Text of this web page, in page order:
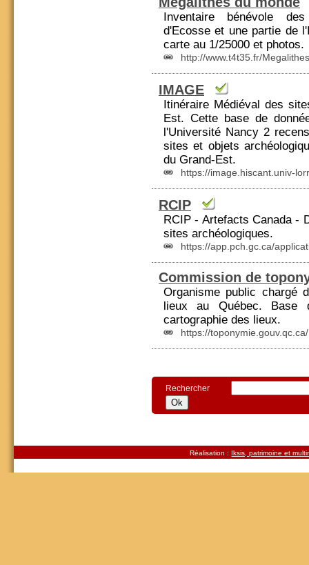
Inventaire bénévole
d'Ecosse et une partie de
carte au 1/25000 et photos.
http://www.t4t35.fr/
IMAGE
Itinéraire Médiéval des
Est. Cette base de
l'Université Nancy 2
sites et objets
du Grand-Est.
https://image.hiscant.univ-
RCIP
RCIP - ArtefactsCanada-
sites archéologiques.
https://app.pch.gc.ca/
Commission de
Organisme public chargé
lieux au Québec. Base
cartographie des lieux.
https://toponymie.gouv.qc.ca/
Rechercher
Réalisation : Iksis, patrimoine et